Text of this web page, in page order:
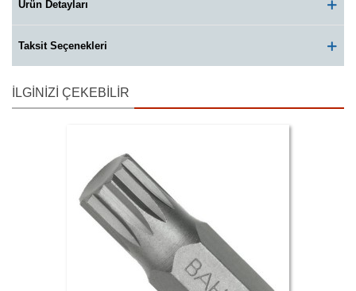
Ürün Detayları
Taksit Seçenekleri
İLGINIZI ÇEKEBILIR